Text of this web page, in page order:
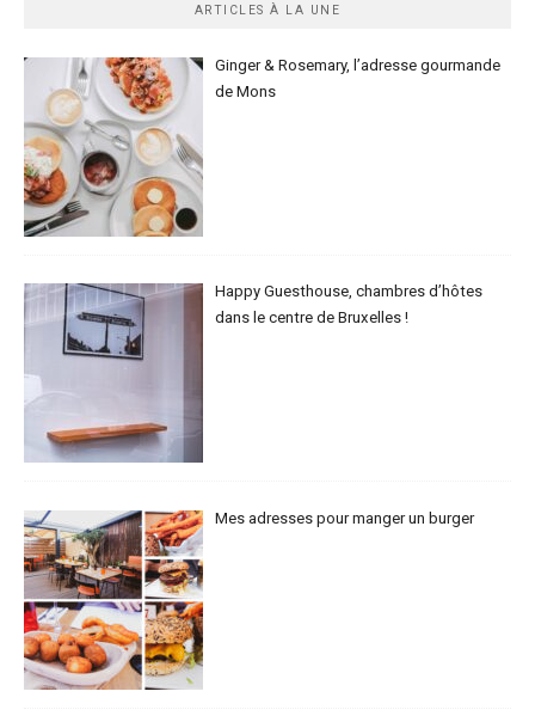
ARTICLES À LA UNE
Ginger & Rosemary, l’adresse gourmande
de Mons
Happy Guesthouse, chambres d’hôtes
dans le centre de Bruxelles !
Mes adresses pour manger un burger